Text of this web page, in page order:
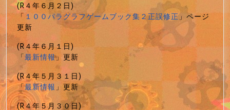
(R４年６月２日)
「 １００パラグラフゲームブック集２正誤修正」ページ
更新
(R４年６月１日)
「最新情報」更新
(R４年５月３１日)
「最新情報」更新
(R４年５月３０日)